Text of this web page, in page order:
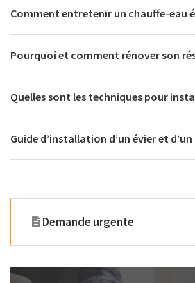
Comment entretenir un chauffe-eau
Pourquoi et comment rénover son
Quelles sont les techniques pour
Guide d’installation d’un évier et
Demande urgente